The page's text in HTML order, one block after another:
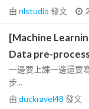
由 nlstudio 發文
[Machine
Data pre-
一邊要上課一邊還要
步...
由 duckravel48 發文